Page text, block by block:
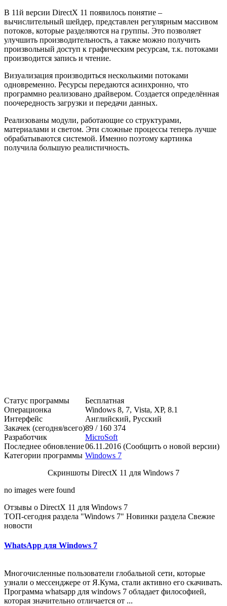
В 11й версии DirectX 11 появилось понятие –
вычислительный шейдер, представлен регулярным массивом
потоков, которые разделяются на группы. Это позволяет
улучшить производительность, а также можно получить
произвольный доступ к графическим ресурсам, т.к. потоками
производится запись и чтение.
Визуализация производиться несколькими потоками
одновременно. Ресурсы передаются асинхронно, что
программно реализовано драйвером. Создается определённая
поочередность загрузки и передачи данных.
Реализованы модули, работающие со структурами,
материалами и светом. Эти сложные процессы теперь лучше
обрабатываются системой. Именно поэтому картинка
получила большую реалистичность.
Статус программы
Бесплатная
Операционка
Windows 8, 7, Vista, XP, 8.1
Интерфейс
Английский, Русский
Закачек (сегодня/всего)89 / 160 374
Разработчик
MicroSoft
Последнее обновление06.11.2016 (Сообщить о новой версии)
Категории программы Windows 7
Скриншоты DirectX 11 для Windows 7
no images were found
Отзывы о DirectX 11 для Windows 7
ТОП-сегодня раздела "Windows 7" Новинки раздела Свежие
новости
WhatsApp для Windows 7
Многочисленные пользователи глобальной сети, которые
узнали о мессенджере от Я.Кума, стали активно его скачивать.
Программа whatsapp для windows 7 обладает философией,
которая значительно отличается от ...